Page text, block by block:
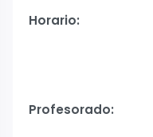
Horario:
Profesorado: